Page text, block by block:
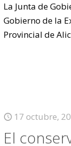
La Junta de
Gobierno de la
Provincial de
17 octubre,
El